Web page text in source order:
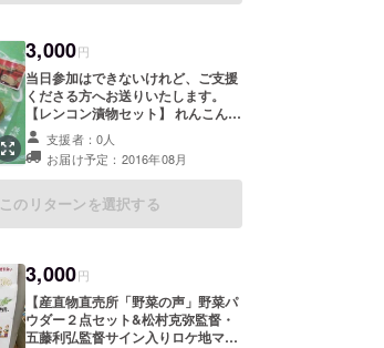
3,000円
当日参加はできないけれど、ご支援
くださる方へお送りいたします。
【レンコン漬物セット】 れんこん漬
(昆布入り) かたいもん３兄弟(ピリッ
としょうゆ風味、ごぼう長男、れん
こん次 男、きくいも三男) 夕焼け恋
婚物語(れんこんのキムチ漬け)
支援者：0人
お届け予定：2016年08月
このリターンを選択する
3,000円
【産直物直売所「野菜の声」野菜パ
ウダー２点セット&松村克弥監督・
五藤利弘監督サイン入りロケ地マッ